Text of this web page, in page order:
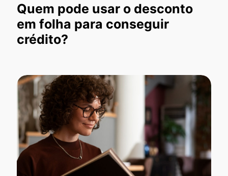
Quem pode usar o desconto
em folha para conseguir
crédito?